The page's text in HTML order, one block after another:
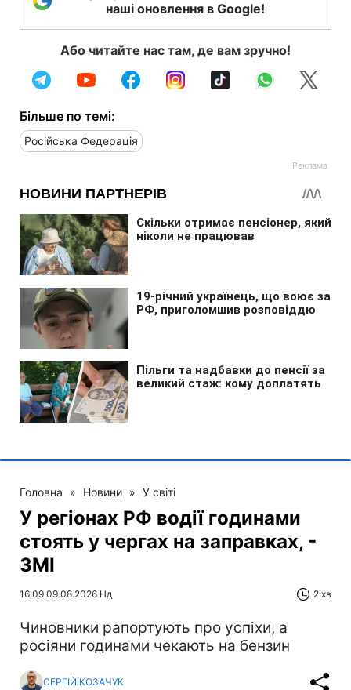
наші оновлення в Google!
Або читайте нас там, де вам зручно!
Більше по темі:
Російська Федерація
Головна » Новини » У світі
У регіонах РФ водії годинами
стоять у чергах на заправках, -
ЗМІ
16:09 09.08.2026 Нд 2 хв
Чиновники рапортують про успіхи, а
росіяни годинами чекають на бензин
СЕРГІЙ КОЗАЧУК